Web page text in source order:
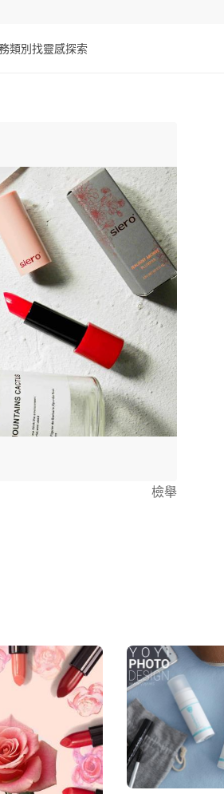
類別 找靈感探索
檢舉